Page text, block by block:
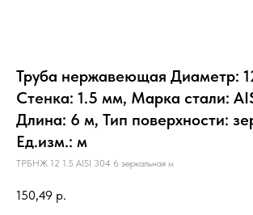
Труба нержавеющая Диаметр:
Стенка: 1.5 мм, Марка стали:
Длина: 6 м, Тип поверхности:
Ед.изм.: м
ТРБНЖ 12 1.5 AISI 304 6 зеркальная м
150,49 р.